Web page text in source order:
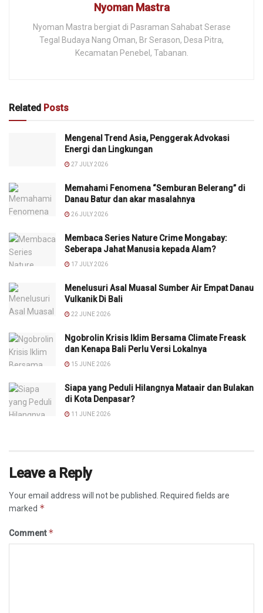
Nyoman Mastra
Nyoman Mastra bergiat di Pasraman Sahabat Serase
Tegal Budaya Nang Oman, Br Serason, Desa Pitra,
Kecamatan Penebel, Tabanan.
Related Posts
Mengenal Trend Asia, Penggerak Advokasi
Energi dan Lingkungan
27 JULY 2026
Memahami Fenomena “Semburan Belerang” di
Danau Batur dan akar masalahnya
26 JULY 2026
Membaca Series Nature Crime Mongabay:
Seberapa Jahat Manusia kepada Alam?
17 JULY 2026
Menelusuri Asal Muasal Sumber Air Empat Danau
Vulkanik Di Bali
22 JUNE 2026
Ngobrolin Krisis Iklim Bersama Climate Freask
dan Kenapa Bali Perlu Versi Lokalnya
15 JUNE 2026
Siapa yang Peduli Hilangnya Mataair dan Bulakan
di Kota Denpasar?
11 JUNE 2026
Leave a Reply
Your email address will not be published.
Required fields are
marked *
Comment*